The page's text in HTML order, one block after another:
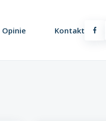
Opinie Kontakt